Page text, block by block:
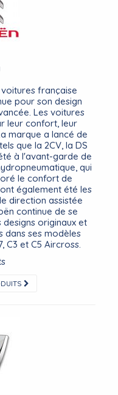
française
pour son design
Les voitures
leur confort, leur
marque a lancé de
que la 2CV, la DS
à l'avant-garde de
qui
le confort de
également été les
direction assistée
continue de se
originaux et
dans ses modèles
C3 et C5 Aircross.